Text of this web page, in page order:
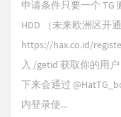
申请条件只要一个 TG
HDD （未来欧洲区开
https://hax.co.id/
入 /getid 获取你的用
下来会通过
内登录使...